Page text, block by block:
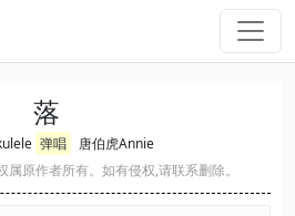
落
弹唱
唐伯虎Annie
原作者所有。如有侵权,请联系删除。